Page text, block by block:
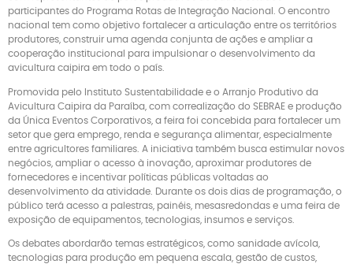
participantes do Programa Rotas de Integração Nacional. O encontro
nacional tem como objetivo fortalecer a articulação entre os territórios
produtores, construir uma agenda conjunta de ações e ampliar a
cooperação institucional para impulsionar o desenvolvimento da
avicultura caipira em todo o país.
Promovida pelo Instituto Sustentabilidade e o Arranjo Produtivo da
Avicultura Caipira da Paraíba, com correalização do SEBRAE e produção
da Única Eventos Corporativos, a feira foi concebida para fortalecer um
setor que gera emprego, renda e segurança alimentar, especialmente
entre agricultores familiares. A iniciativa também busca estimular novos
negócios, ampliar o acesso à inovação, aproximar produtores de
fornecedores e incentivar políticas públicas voltadas ao
desenvolvimento da atividade. Durante os dois dias de programação, o
público terá acesso a palestras, painéis, mesasredondas e uma feira de
exposição de equipamentos, tecnologias, insumos e serviços.
Os debates abordarão temas estratégicos, como sanidade avícola,
tecnologias para produção em pequena escala, gestão de custos,